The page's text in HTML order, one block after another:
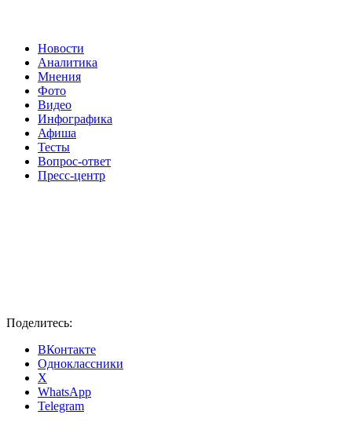
Новости
Аналитика
Мнения
Фото
Видео
Инфографика
Афиша
Тесты
Вопрос-ответ
Пресс-центр
Поделитесь:
ВКонтакте
Одноклассники
X
WhatsApp
Telegram